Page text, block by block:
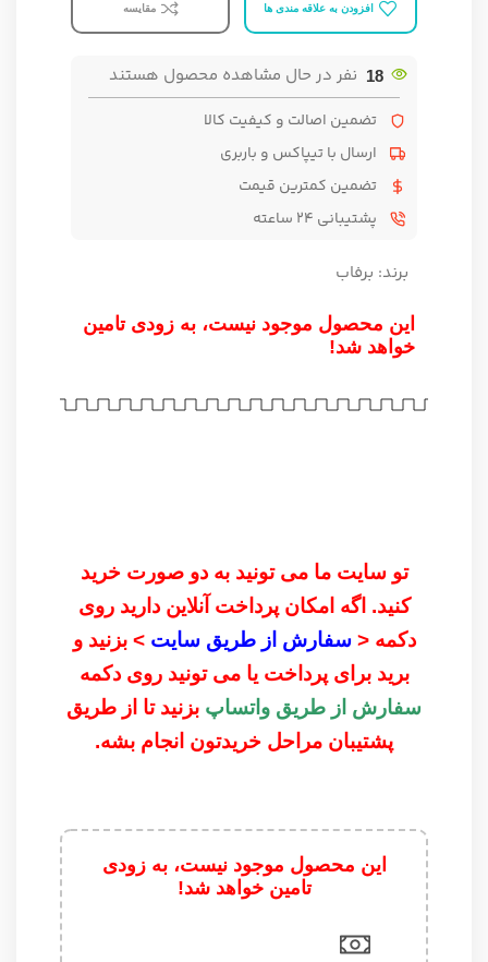
افزودن به علاقه مندی ها مقایسه
18 نفر در حال مشاهده محصول هستند
تضمین اصالت و کیفیت کالا
ارسال با تیپاکس و باربری
تضمین کمترین قیمت
پشتیبانی ۲۴ ساعته
برند: برفاب
این محصول موجود نیست، به زودی تامین
خواهد شد!
تو سایت ما می تونید به دو صورت خرید
کنید. اگه امکان پرداخت آنلاین دارید روی
دکمه <سفارش از طریق سایت> بزنید و
برید برای پرداخت یا می تونید روی دکمه
سفارش از طریق واتساپ بزنید تا از طریق
پشتیبان مراحل خریدتون انجام بشه.
این محصول موجود نیست، به زودی
تامین خواهد شد!